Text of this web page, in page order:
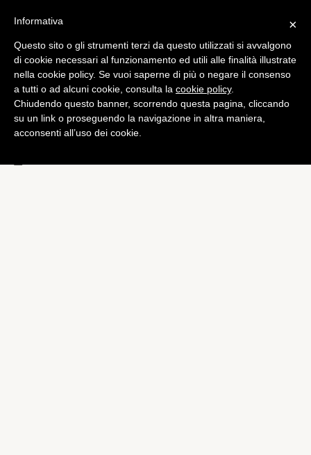
Games
Masters of the World,
Geopolitical Simulator 3: la
politica si mette in gioco,
letteralmente
×
Informativa
Questo sito o gli strumenti terzi da questo utilizzati si avvalgono
di cookie necessari al funzionamento ed utili alle finalità illustrate
nella cookie policy. Se vuoi saperne di più o negare il consenso
a tutti o ad alcuni cookie, consulta la cookie policy.
Chiudendo questo banner, scorrendo questa pagina, cliccando
su un link o proseguendo la navigazione in altra maniera,
acconsenti all’uso dei cookie.